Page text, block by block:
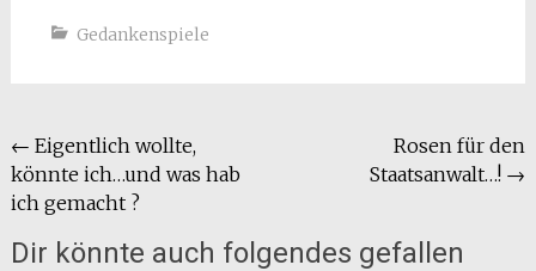
Gedankenspiele
Beitragsnavigation
← Eigentlich wollte,
könnte ich…und was hab
ich gemacht ?
Rosen für den
Staatsanwalt…! →
Dir könnte auch folgendes gefallen